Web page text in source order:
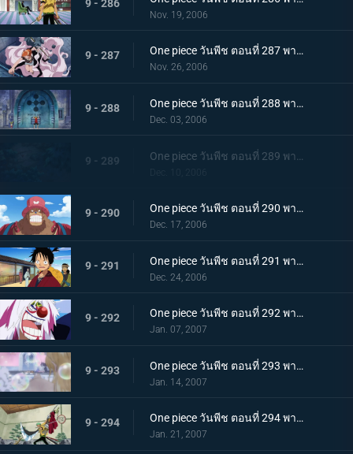
9 - 286
Nov. 19, 2006
9 - 287 One piece วันพีช ตอนที่ 287 พากย์ไทย ถึงตายก็ไม่ยอมเตะ! เส้นทางอัศวินของลูกผู้ชายซันจิ
Nov. 26, 2006
9 - 288 One piece วันพีช ตอนที่ 288 พากย์ไทย ฟุกุโร่คำนวณพลาด! โคล่าของฉันคือน้ำแห่งชีวิต
Dec. 03, 2006
9 - 289
Dec. 10, 2006
9 - 290 One piece วันพีช ตอนที่ 290 พากย์ไทย เสียการควบคุม! รัมเบิ้ลต้องห้ามของช็อปเปอร์
Dec. 17, 2006
9 - 291 One piece วันพีช ตอนที่ 291 พากย์ไทย การกลับมาของนายตรวจลูฟี่! ฝันหรือจริง ใบสลากอลเวง
Dec. 24, 2006
9 - 292 One piece วันพีช ตอนที่ 292 พากย์ไทย โมจิอลเวงที่ปราสาท! อุบายของจมูกแดง
Jan. 07, 2007
9 - 293 One piece วันพีช ตอนที่ 293 พากย์ไทย แคลิเฟอร์ผู้ใช้ฟอง! กับดักสบู่ที่คุกคามนามิ
Jan. 14, 2007
9 - 294 One piece วันพีช ตอนที่ 294 พากย์ไทย ความกลหนดังไปทั่ว! คำสั่งขอบัสเตอร์คอล!
Jan. 21, 2007